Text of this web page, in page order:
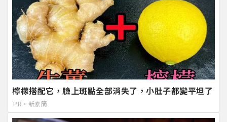
檸檬搭配它，臉上斑點全部消失了，小肚子都變平坦了
PR・新素簡